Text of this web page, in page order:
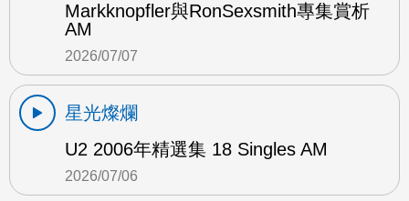
Markknopfler與RonSexsmith專集賞析
AM
2026/07/07
星光燦爛
U2 2006年精選集 18 Singles AM
2026/07/06